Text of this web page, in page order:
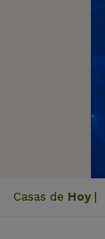
Casas de Hoy